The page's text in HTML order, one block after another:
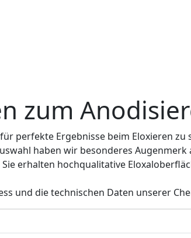
zum
perfekte Ergebnisse beim Eloxieren
haben wir besonderes
erhalten hochqualitative
und die technischen Daten unserer